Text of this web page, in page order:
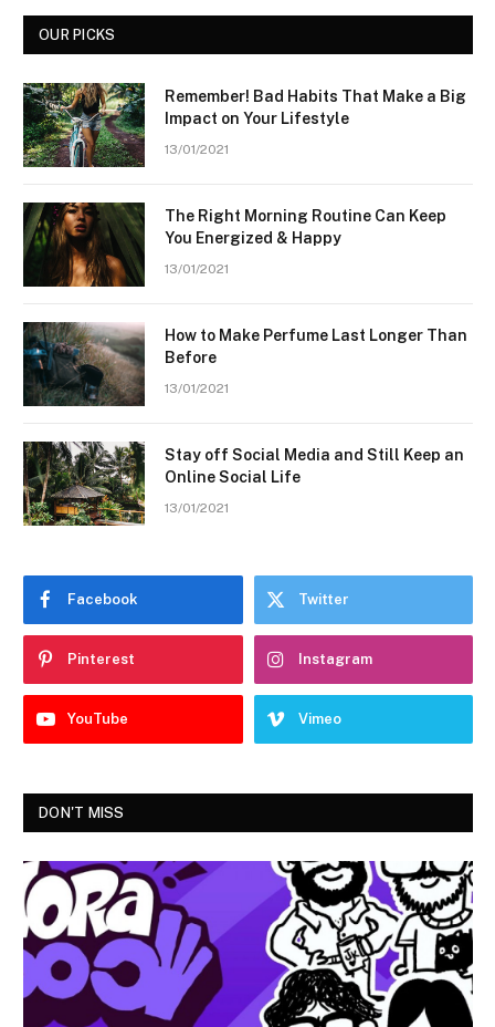
OUR PICKS
Remember! Bad Habits That Make a Big
Impact on Your Lifestyle
13/01/2021
The Right Morning Routine Can Keep
You Energized & Happy
13/01/2021
How to Make Perfume Last Longer Than
Before
13/01/2021
Stay off Social Media and Still Keep an
Online Social Life
13/01/2021
Facebook Twitter
Pinterest Instagram
YouTube Vimeo
DON'T MISS